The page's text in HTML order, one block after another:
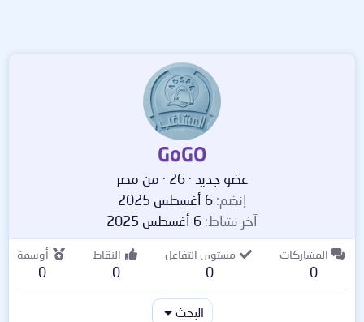
GoGO
عضو جديد ·
26
· من مصر
إنضم 6 أغسطس 2025
آخر نشاط 6 أغسطس 2025
المشاركات
0
مستوى التفاعل
0
النقاط
0
أوسمة
0
البحث